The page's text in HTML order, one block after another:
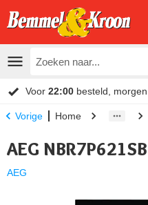
Voor 22:00 besteld,
Vorige Home
AEG NBR7P621SB
AEG